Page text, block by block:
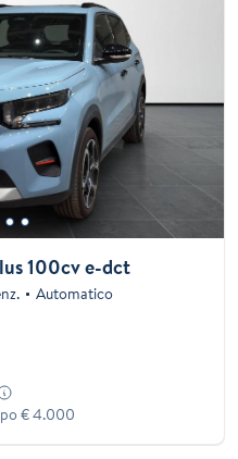
100cv e-dct
Automatico
€ 4.000